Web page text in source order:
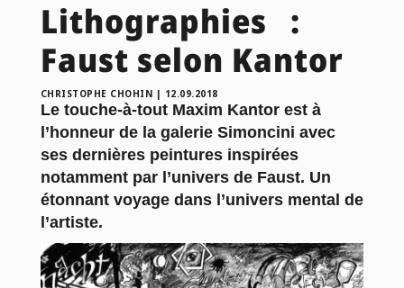
Lithographies :
Faust selon Kantor
CHRISTOPHE CHOHIN | 12.09.2018
Le touche-à-tout Maxim Kantor est à
l’honneur de la galerie Simoncini avec
ses dernières peintures inspirées
notamment par l’univers de Faust. Un
étonnant voyage dans l’univers mental de
l’artiste.